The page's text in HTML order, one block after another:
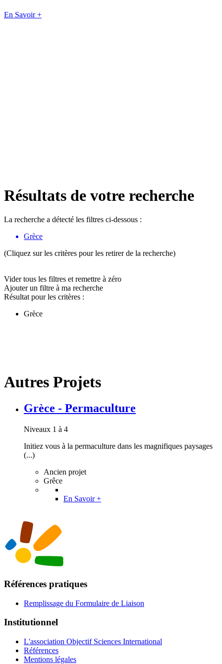
En Savoir +
Résultats de votre recherche
La recherche a détecté les filtres ci-dessous :
Grèce
(Cliquez sur les critères pour les retirer de la recherche)
Vider tous les filtres et remettre à zéro
Ajouter un filtre à ma recherche
Résultat pour les critères :
Grèce
Autres Projets
Grèce - Permaculture
Niveaux 1 à 4
Initiez vous à la permaculture dans les magnifiques paysages
(...)
Ancien projet
Grêce
En Savoir +
Références pratiques
Remplissage du Formulaire de Liaison
Institutionnel
L'association Objectif Sciences International
Références
Mentions légales